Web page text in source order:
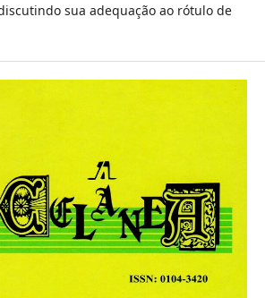
sua adequação ao rótulo de